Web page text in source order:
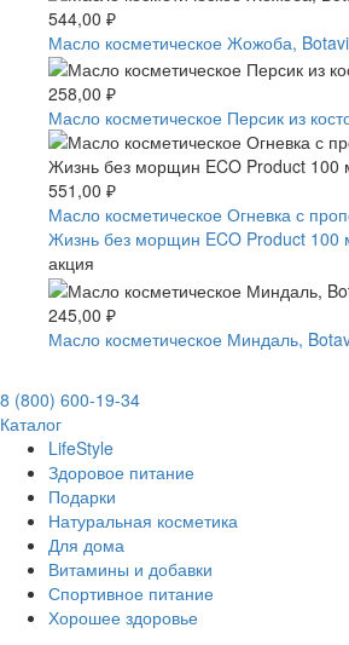
544,00 ₽
Масло косметическое Жожоба,
258,00 ₽
Масло косметическое Персик из
551,00 ₽
Масло косметическое Огневка с
Жизнь без морщин ECO Product 100
акция
245,00 ₽
Масло косметическое Миндаль,
8 (800) 600-19-34
Каталог
LifeStyle
Здоровое питание
Подарки
Натуральная косметика
Для дома
Витамины и добавки
Спортивное питание
Хорошее здоровье